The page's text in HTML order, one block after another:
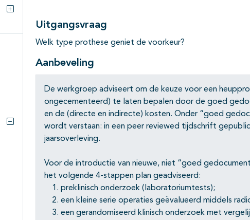
Alles openklappen
Subpagina's open- en dichtklappen
Uitgangsvraag
Welk type prothese geniet de voorkeur?
Aanbeveling
De werkgroep adviseert om de keuze voor een
ongecementeerd) te laten bepalen door de goed
en de (directe en indirecte) kosten. Onder “goed
wordt verstaan: in een peer reviewed tijdschrift
jaarsoverleving.
Voor de introductie van nieuwe, niet “goed
het volgende 4-stappen plan geadviseerd:
preklinisch onderzoek (laboratoriumtests);
een kleine serie operaties geëvalueerd middels
een gerandomiseerd klinisch onderzoek met